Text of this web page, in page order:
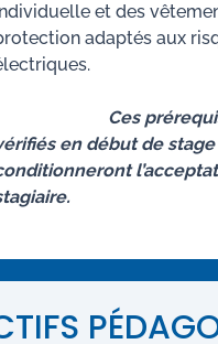
et des
adaptés aux
Ces prérequis
en début de